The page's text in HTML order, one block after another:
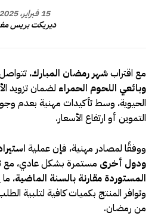
15 فبراير، 2025
ديريكت بريس
مع اقترابشهر رمضان المبارك،
وبائعي اللحوم الحمراء لضمان تزويد
الحيوية، وسط تأكيدات مهنية
التموين أو ارتفاع الأسعار.
ووفقًا لمصادر مهنية، فإن عملية
ودول أخرى مستمرة بشكل عادي،
المستوردة مقارنة بالسنة الماضية،
وتوافر المنتج بكميات كافية لتلبية الطلب
من رمضان.